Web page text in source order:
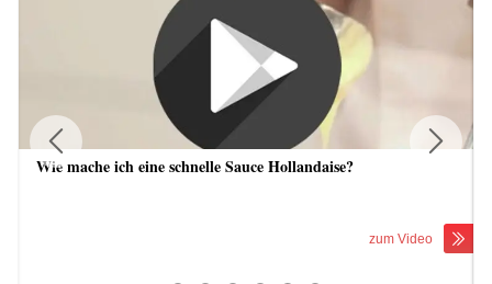
Wie mache ich eine schnelle Sauce Hollandaise?
zum Video
Previous